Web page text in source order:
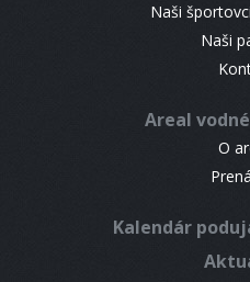
Naši
Naši
Areal
O
Kalendár